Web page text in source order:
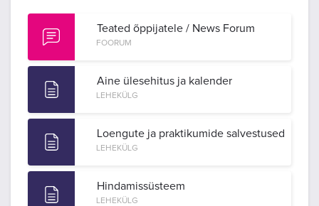
Teated õppijatele / News Forum
FOORUM
Aine ülesehitus ja kalender
LEHEKÜLG
Loengute ja praktikumide salvestused
LEHEKÜLG
Hindamissüsteem
LEHEKÜLG